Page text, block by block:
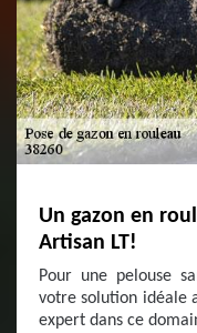
Un gazon en
Artisan LT!
Pour une pelouse
votre solution idéale
expert dans ce